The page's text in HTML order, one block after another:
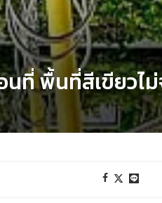
นที่ พื้นที่สีเขียวไ